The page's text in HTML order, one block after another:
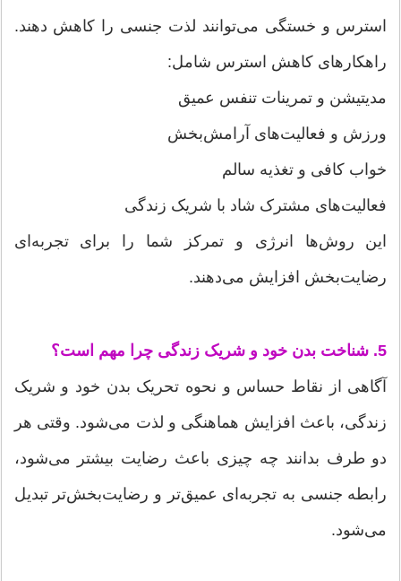
استرس و خستگی می‌توانند لذت جنسی را کاهش دهند.
راهکارهای کاهش استرس شامل:
مدیتیشن و تمرینات تنفس عمیق
ورزش و فعالیت‌های آرامش‌بخش
خواب کافی و تغذیه سالم
فعالیت‌های مشترک شاد با شریک زندگی
این روش‌ها انرژی و تمرکز شما را برای تجربه‌ای
رضایت‌بخش افزایش می‌دهند.
5. شناخت بدن خود و شریک زندگی چرا مهم است؟
آگاهی از نقاط حساس و نحوه تحریک بدن خود و شریک
زندگی، باعث افزایش هماهنگی و لذت می‌شود. وقتی هر
دو طرف بدانند چه چیزی باعث رضایت بیشتر می‌شود،
رابطه جنسی به تجربه‌ای عمیق‌تر و رضایت‌بخش‌تر تبدیل
می‌شود.